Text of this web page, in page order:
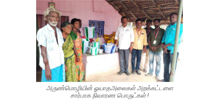
அருண்மொழியின் ஓயாதஅலைகள் அறக்கட்டளை
சார்பாக நிவாரண பொருட்கள் !